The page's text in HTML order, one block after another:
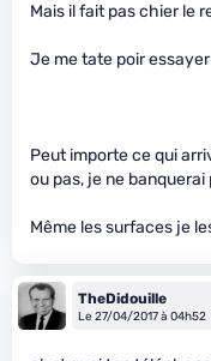
Mais il fait pas chier le
Je me tate poir essayer
Peut importe ce qui
ou pas, je ne banquerai
Même les surfaces je
TheDidouille
Le 27/04/2017 à 04h52